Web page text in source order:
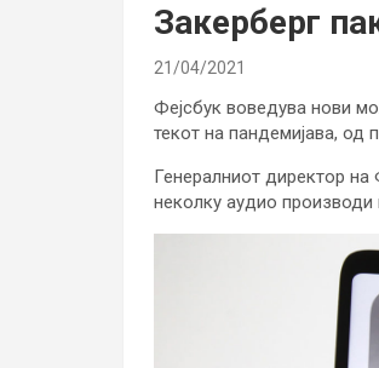
Закерберг
21/04/2021
Фејсбук воведува нови
текот на пандемијава, од
Генералниот директор на
неколку аудио